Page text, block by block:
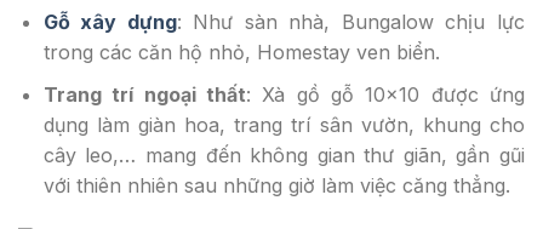
Gỗ xây dựng: Như sàn nhà, Bungalow chịu lực
trong các căn hộ nhỏ, Homestay ven biển.
Trang trí ngoại thất: Xà gồ gỗ 10×10 được ứng
dụng làm giàn hoa, trang trí sân vườn, khung cho
cây leo,… mang đến không gian thư giãn, gần gũi
với thiên nhiên sau những giờ làm việc căng thẳng.